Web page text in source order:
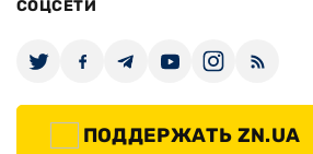
СОЦСЕТИ
ПОДДЕРЖАТЬ ZN.UA